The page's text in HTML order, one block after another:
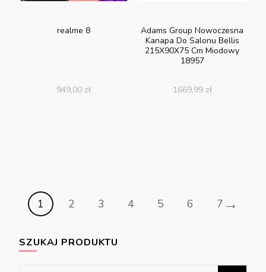
realme 8
949,00 zł
Adams Group Nowoczesna
Kanapa Do Salonu Bellis
215X90X75 Cm Miodowy
18957
1669,99 zł
1 2 3 4 5 6 7 →
SZUKAJ PRODUKTU